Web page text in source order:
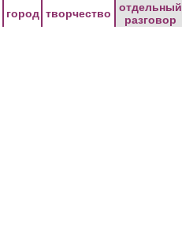
город творчество
отдельный
разговор